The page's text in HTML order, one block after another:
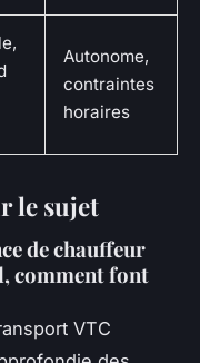
Autonome,
contraintes
horaires
le sujet
de chauffeur
comment font
VTC